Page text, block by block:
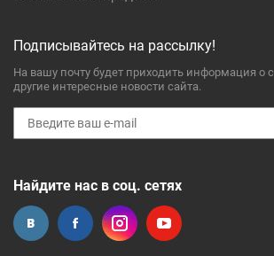
Подписывайтесь на рассылку!
На вашу почту будет приходить информация о
другие интересные новости сайта.
Найдите нас в соц. сетях